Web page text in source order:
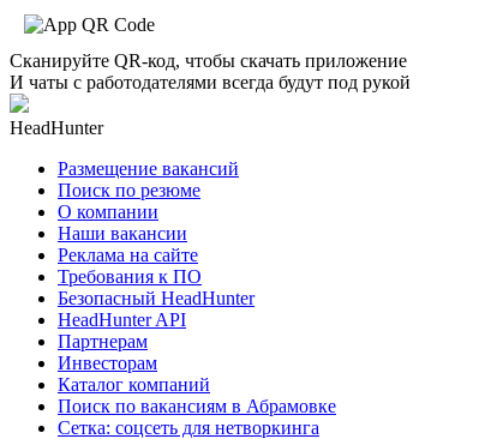
Сканируйте QR-код, чтобы скачать приложение
И чаты с работодателями всегда будут под рукой
HeadHunter
Размещение вакансий
Поиск по резюме
О компании
Наши вакансии
Реклама на сайте
Требования к ПО
Безопасный HeadHunter
HeadHunter API
Партнерам
Инвесторам
Каталог компаний
Поиск по вакансиям в Абрамовке
Сетка: соцсеть для нетворкинга